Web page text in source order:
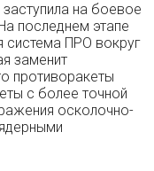
на боевое
последнем этапе
система ПРО вокруг
заменит
противоракеты
с более точной
осколочно-